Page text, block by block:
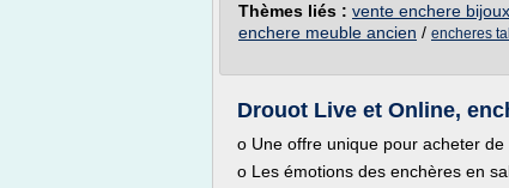
Thèmes liés : vente enchere
enchere meuble ancien / encheres
Drouot Live et Online,
o Une offre unique pour acheter
o Les émotions des enchères en